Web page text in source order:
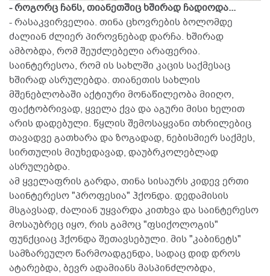
- როგორც ჩანს, თიანეთშიც ხშირად ჩადიოდა...
- რასაკვირველია. თინა ცხოვრების ბოლომდე
ძალიან ძლიერ პიროვნებად დარჩა. ხშირად
ამბობდა, რომ შეუძლებელი არაფერია.
საინტერესოა, რომ ის სახლში კაცის საქმესაც
ხშირად ასრულებდა. თიანეთის სახლის
მშენებლობაში აქტიური მონაწილეობა მიიღო,
ფაქტობრივად, ყველა ქვა და აგური მისი ხელით
არის დადებული. წყლის შემოსაყვანი თხრილებიც
თავადვე გათხარა და ზოგადად, ნებისმიერ საქმეს,
სირთულის მიუხედავად, დაუბრკოლებლად
ასრულებდა.
ამ ყველაფრის გარდა, თინა სისაურს კიდევ ერთი
საინტერესო "პროფესია" ჰქონდა. დედამისის
მსგავსად, ძალიან უყვარდა კითხვა და საინტერესო
მოსაუბრეც იყო, რის გამოც "ფსიქოლოგის"
ფუნქციაც ჰქონდა შეთავსებული. მის "კაბინეტს"
სამზარეულო წარმოადგენდა, სადაც დიდ დროს
ატარებდა, ბევრ ადამიანს მასპინძლობდა,